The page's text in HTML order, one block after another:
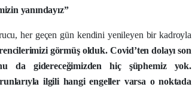
yanındayız”
her geçen gün kendini yenileyen bir kadroyla
görmüş olduk. Covid’ten dolayı son
da gidereceğimizden hiç şüphemiz yok.
ilgili hangi engeller varsa o noktada